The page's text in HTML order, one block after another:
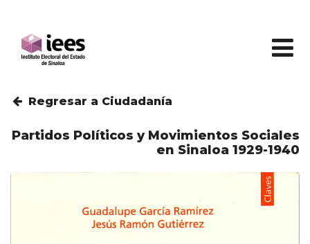
Regresar a Ciudadanía
Partidos Políticos y Movimientos Sociales
en Sinaloa 1929-1940